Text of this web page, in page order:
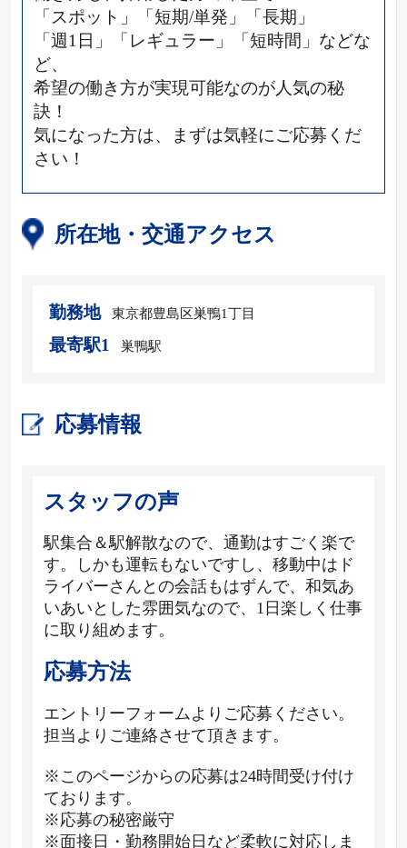
「スポット」「短期/単発」「長期」
「週1日」「レギュラー」「短時間」などな
ど、
希望の働き方が実現可能なのが人気の秘
訣！
気になった方は、まずは気軽にご応募くだ
さい！
所在地・交通アクセス
勤務地 東京都豊島区巣鴨1丁目
最寄駅1 巣鴨駅
応募情報
スタッフの声
駅集合＆駅解散なので、通勤はすごく楽で
す。しかも運転もないですし、移動中はド
ライバーさんとの会話もはずんで、和気あ
いあいとした雰囲気なので、1日楽しく仕事
に取り組めます。
応募方法
エントリーフォームよりご応募ください。
担当よりご連絡させて頂きます。
※このページからの応募は24時間受け付け
ております。
※応募の秘密厳守
※面接日・勤務開始日など柔軟に対応しま